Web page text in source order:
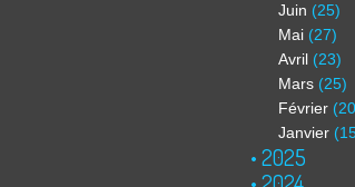
Juin (25)
Mai (27)
Avril (23)
Mars (25)
Février
Janvier
2025